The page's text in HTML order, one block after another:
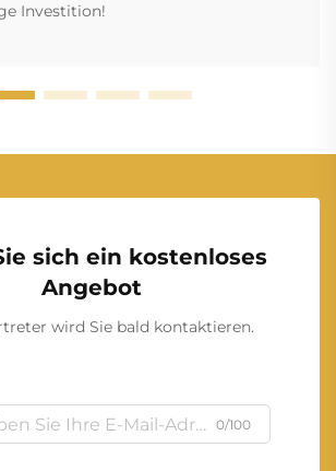
Investition!
sich ein kostenloses
Angebot
wird Sie bald kontaktieren.
0/100